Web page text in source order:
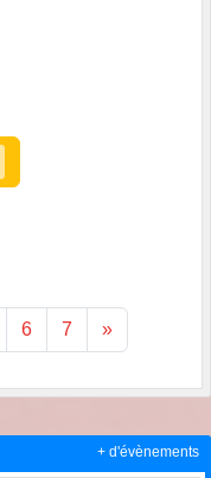
6 7 »
+ d'évènements